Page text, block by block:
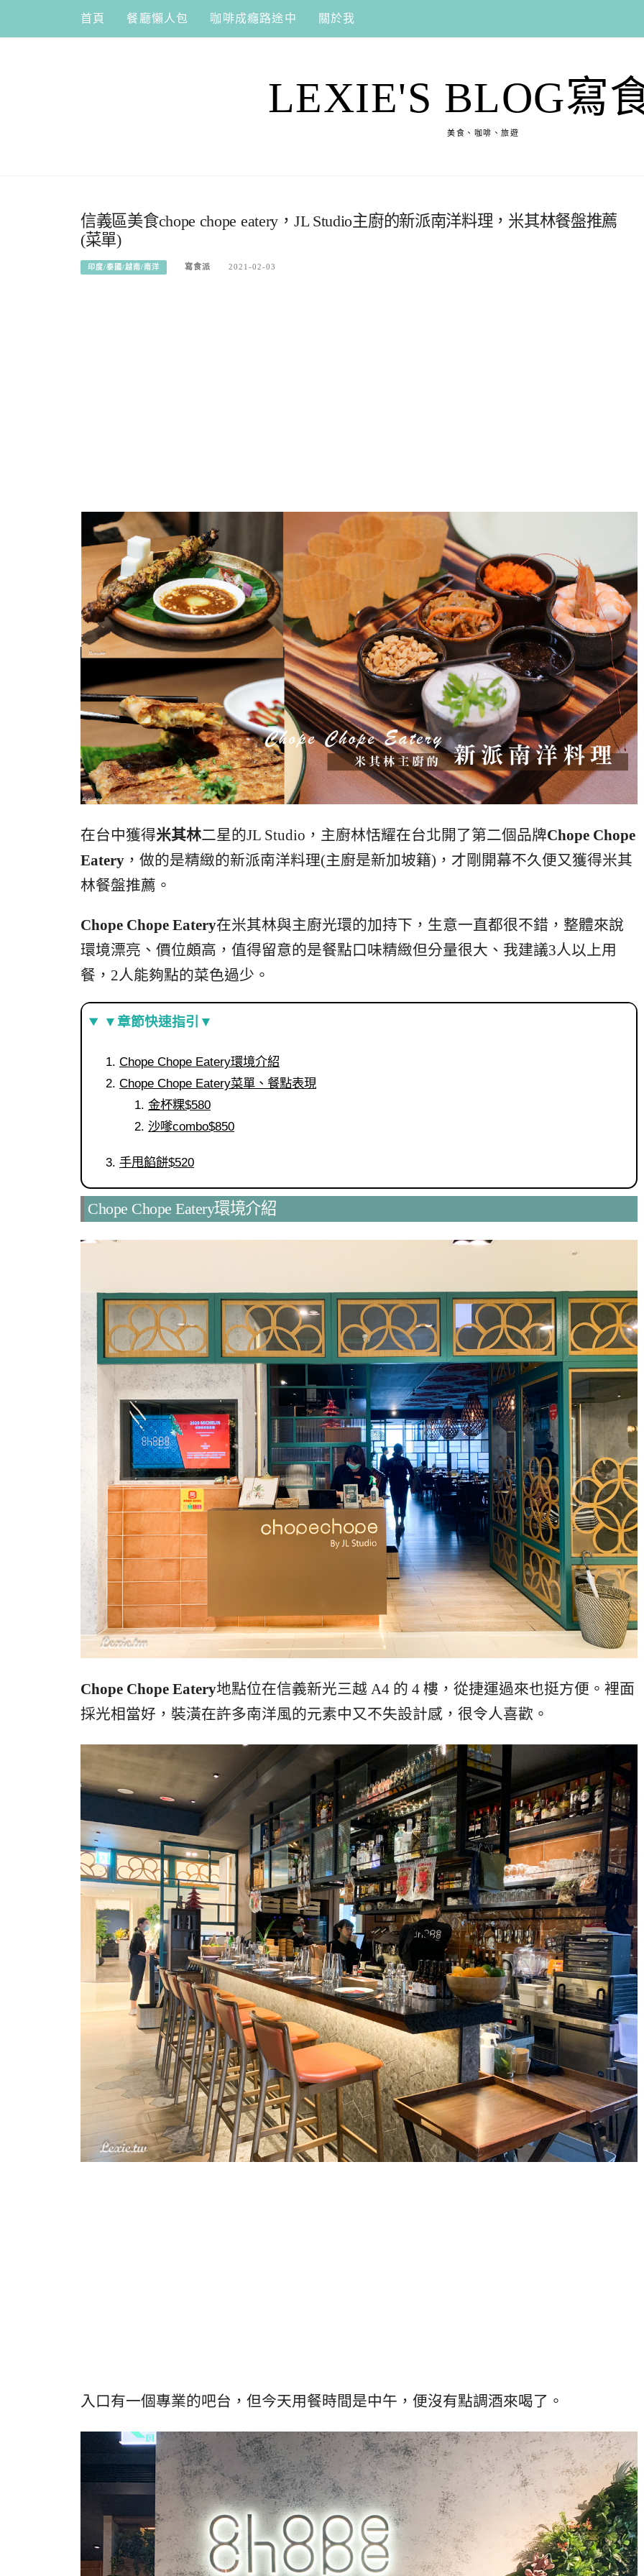
content
首頁 餐廳懶人包 咖啡成癮路途中 關於我
LEXIE'S BLOG寫
美食、咖啡、旅遊
信義區美食chope chope eatery，JL Studio主廚的新派南洋料理，米其林餐盤推薦
(菜單)
印度/泰國/越南/南洋 寫食派 2021-02-03
在台中獲得米其林二星的JL Studio，主廚林恬耀在台北開了第二個品牌Chope Chope
Eatery ，做的是精緻的新派南洋料理(主廚是新加坡籍)，才剛開幕不久便又獲得米其
林餐盤推薦。
Chope Chope Eatery在米其林與主廚光環的加持下，生意一直都很不錯，整體來說
環境漂亮、價位頗高，值得留意的是餐點口味精緻但分量很大、我建議3人以上用
餐，2人能夠點的菜色過少。
▼章節快速指引▼
Chope Chope Eatery環境介紹
Chope Chope Eatery菜單、餐點表現
金杯粿$580
沙嗲combo$850
手甩餡餅$520
Chope Chope Eatery環境介紹
Chope Chope Eatery地點位在信義新光三越 A4 的 4 樓，從捷運過來也挺方便。裡面
採光相當好，裝潢在許多南洋風的元素中又不失設計感，很令人喜歡。
入口有一個專業的吧台，但今天用餐時間是中午，便沒有點調酒來喝了。